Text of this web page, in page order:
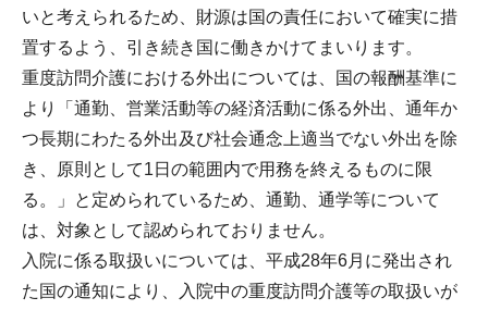
いと考えられるため、財源は国の責任において確実に措
置するよう、引き続き国に働きかけてまいります。
重度訪問介護における外出については、国の報酬基準に
より「通勤、営業活動等の経済活動に係る外出、通年か
つ長期にわたる外出及び社会通念上適当でない外出を除
き、原則として1日の範囲内で用務を終えるものに限
る。」と定められているため、通勤、通学等について
は、対象として認められておりません。
入院に係る取扱いについては、平成28年6月に発出され
た国の通知により、入院中の重度訪問介護等の取扱いが